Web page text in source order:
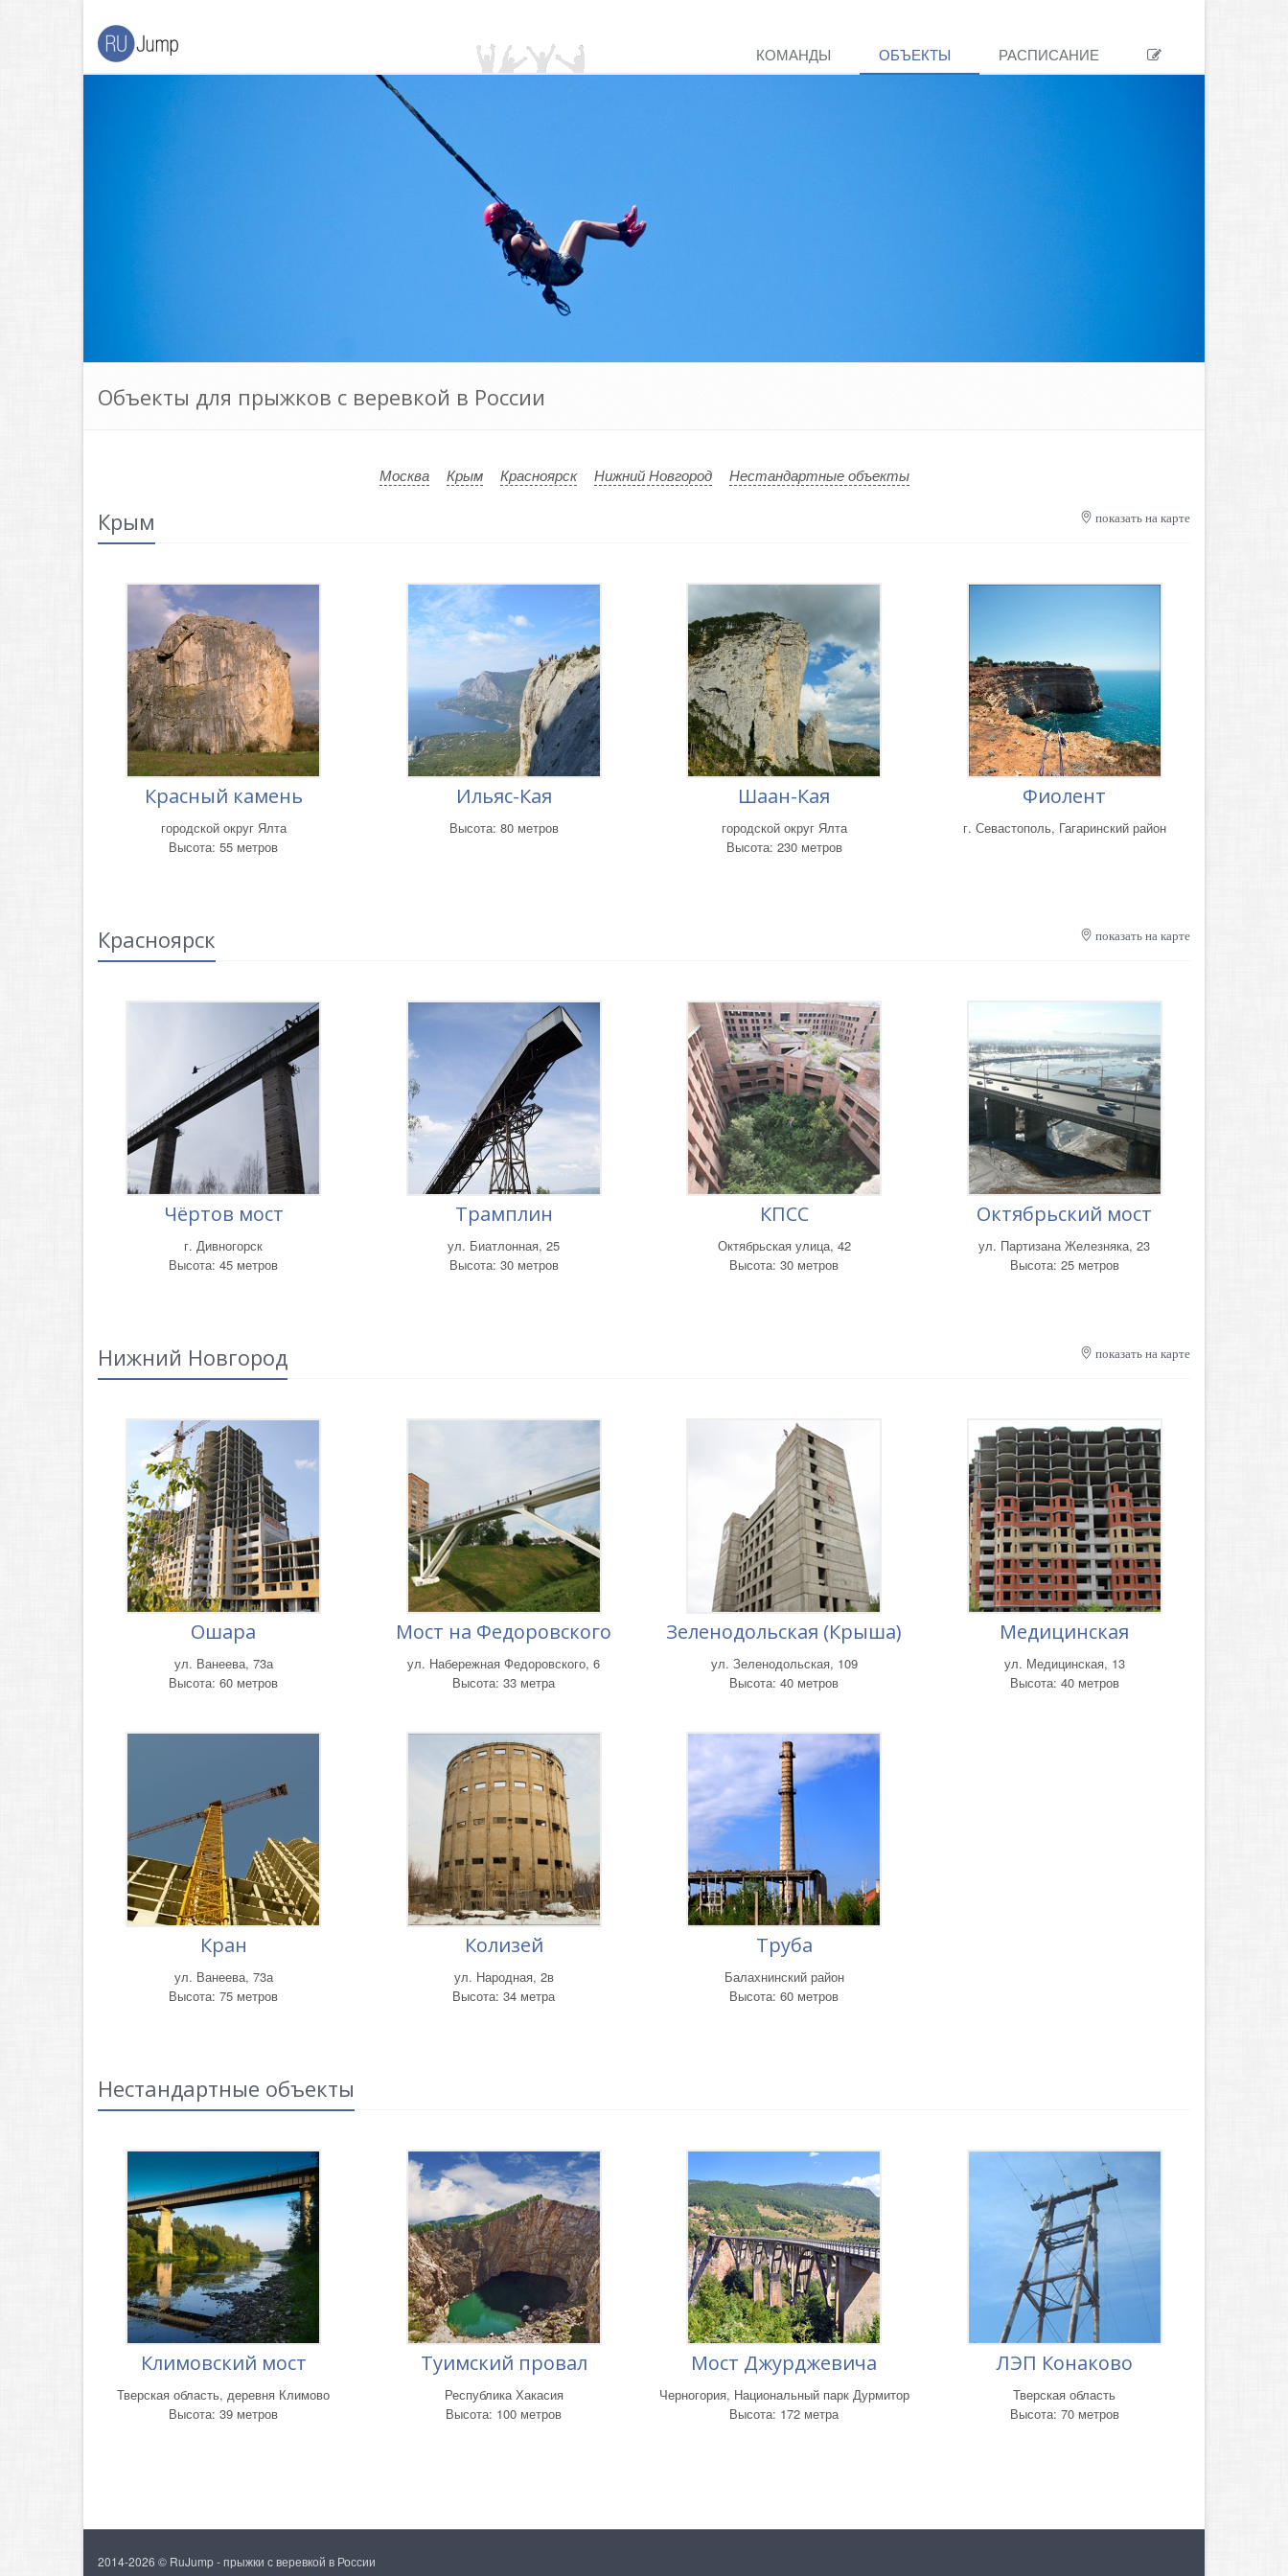
КОМАНДЫ ОБЪЕКТЫ РАСПИСАНИЕ
Объекты для прыжков с веревкой в России
Москва Крым Красноярск Нижний Новгород Нестандартные объекты
Крым показать на карте
Красный камень
городской округ Ялта
Высота: 55 метров
Ильяс-Кая
Высота: 80 метров
Шаан-Кая
городской округ Ялта
Высота: 230 метров
Фиолент
г. Севастополь, Гагаринский район
Красноярск показать на карте
Чёртов мост
г. Дивногорск
Высота: 45 метров
Трамплин
ул. Биатлонная, 25
Высота: 30 метров
КПСС
Октябрьская улица, 42
Высота: 30 метров
Октябрьский мост
ул. Партизана Железняка, 23
Высота: 25 метров
Нижний Новгород показать на карте
Ошара
ул. Ванеева, 73а
Высота: 60 метров
Мост на Федоровского
ул. Набережная Федоровского, 6
Высота: 33 метра
Зеленодольская (Крыша)
ул. Зеленодольская, 109
Высота: 40 метров
Медицинская
ул. Медицинская, 13
Высота: 40 метров
Кран
ул. Ванеева, 73а
Высота: 75 метров
Колизей
ул. Народная, 2в
Высота: 34 метра
Труба
Балахнинский район
Высота: 60 метров
Нестандартные объекты
Климовский мост
Тверская область, деревня Климово
Высота: 39 метров
Туимский провал
Республика Хакасия
Высота: 100 метров
Мост Джурджевича
Черногория, Национальный парк Дурмитор
Высота: 172 метра
ЛЭП Конаково
Тверская область
Высота: 70 метров
2014-2026 © RuJump - прыжки с веревкой в России